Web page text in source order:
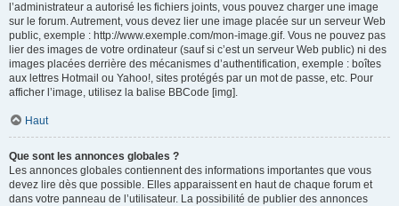
l’administrateur a autorisé les fichiers joints, vous pouvez charger une image
sur le forum. Autrement, vous devez lier une image placée sur un serveur Web
public, exemple : http://www.exemple.com/mon-image.gif. Vous ne pouvez pas
lier des images de votre ordinateur (sauf si c’est un serveur Web public) ni des
images placées derrière des mécanismes d’authentification, exemple : boîtes
aux lettres Hotmail ou Yahoo!, sites protégés par un mot de passe, etc. Pour
afficher l’image, utilisez la balise BBCode [img].
Haut
Que sont les annonces globales ?
Les annonces globales contiennent des informations importantes que vous
devez lire dès que possible. Elles apparaissent en haut de chaque forum et
dans votre panneau de l’utilisateur. La possibilité de publier des annonces